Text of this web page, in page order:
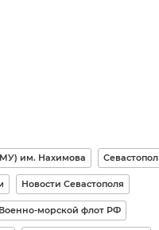
им. Нахимова
Новости Севастополя
Военно-морской флот РФ